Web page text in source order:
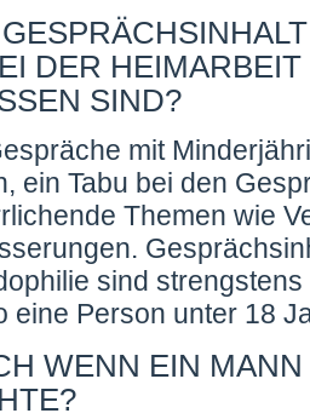
DER
SIND?
mit
ein Tabu bei den
Themen wie
sind
eine Person unter 18
WENN EIN